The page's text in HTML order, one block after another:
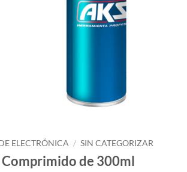
ELECTRÓNICA / SIN CATEGORIZAR
de 300ml